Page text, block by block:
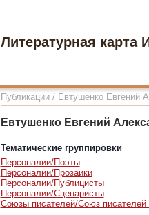
Литературная карта
Публикации/ Евтушенко Евгений
Евтушенко Евгений
Тематические группировки
Персоналии/Поэты
Персоналии/Прозаики
Персоналии/Публицисты
Персоналии/Сценаристы
Союзы писателей/Союз